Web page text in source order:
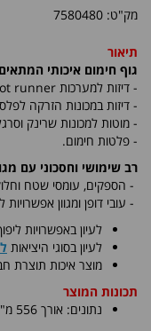
מק"ט: 7580480
תיאור
גוף חימום איכותי
- דיזות למערכות runner
- דיזות במכונות הזרקה
- מוטות למכונות שרינק
- פלטות חימום.
רב שימושי וחסכוני עם
- הספקים, עומסי שטח
- עובי דופן ומגוון
לעיון באפשרויות
לעיון בסוגי היציאות
​מוצר איכות תוצרת
תכונות המוצר
נתונים: אורך 556 מ"מ, הספק 120 וואט